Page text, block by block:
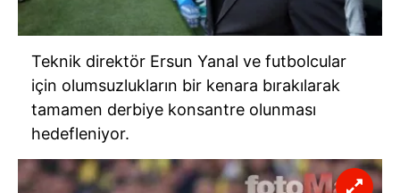
Teknik direktör Ersun Yanal ve futbolcular
için olumsuzlukların bir kenara bırakılarak
tamamen derbiye konsantre olunması
hedefleniyor.